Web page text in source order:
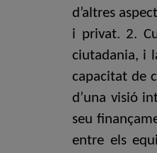
d’altres
i privat. 2.
ciutadania, i
capacitat de
d’una visió
seu
entre els